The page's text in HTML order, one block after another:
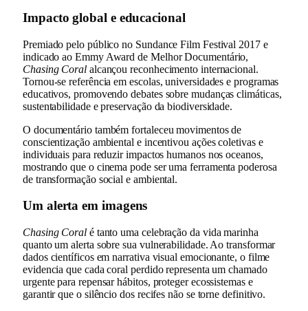
Impacto global e educacional
Premiado pelo público no Sundance Film Festival 2017 e
indicado ao Emmy Award de Melhor Documentário,
Chasing Coralalcançou reconhecimento internacional.
Tornou-se referência em escolas, universidades e programas
educativos, promovendo debates sobre mudanças climáticas,
sustentabilidade e preservação da biodiversidade.
O documentário também fortaleceu movimentos de
conscientização ambiental e incentivou ações coletivas e
individuais para reduzir impactos humanos nos oceanos,
mostrando que o cinema pode ser uma ferramenta poderosa
de transformação social e ambiental.
Um alerta em imagens
Chasing Coralé tanto uma celebração da vida marinha
quanto um alerta sobre sua vulnerabilidade. Ao transformar
dados científicos em narrativa visual emocionante, o filme
evidencia que cada coral perdido representa um chamado
urgente para repensar hábitos, proteger ecossistemas e
garantir que o silêncio dos recifes não se torne definitivo.